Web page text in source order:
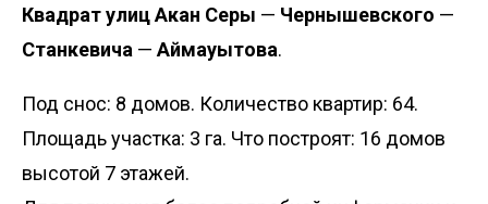
Квадрат улиц Акан Серы — Чернышевского —
Станкевича — Аймауытова.
Под снос: 8 домов. Количество квартир: 64.
Площадь участка: 3 га. Что построят: 16 домов
высотой 7 этажей.